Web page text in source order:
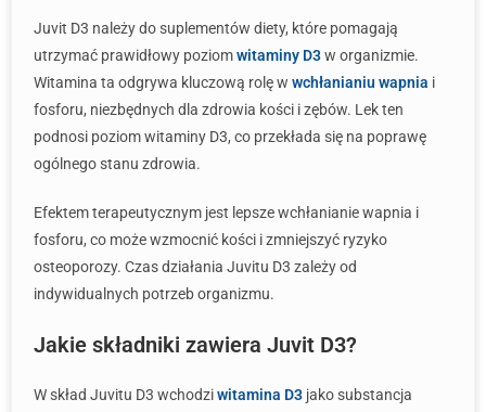
Juvit D3 należy do suplementów diety, które pomagają
utrzymać prawidłowy poziomwitaminy D3w organizmie.
Witamina ta odgrywa kluczową rolę w wchłanianiu wapnia i
fosforu, niezbędnych dla zdrowia kości i zębów. Lek ten
podnosi poziom witaminy D3, co przekłada się na poprawę
ogólnego stanu zdrowia.
Efektem terapeutycznym jest lepsze wchłanianie wapnia i
fosforu, co może wzmocnić kości i zmniejszyć ryzyko
osteoporozy. Czas działania Juvitu D3 zależy od
indywidualnych potrzeb organizmu.
Jakie składniki zawiera Juvit D3?
W skład Juvitu D3 wchodziwitamina D3 jako substancja